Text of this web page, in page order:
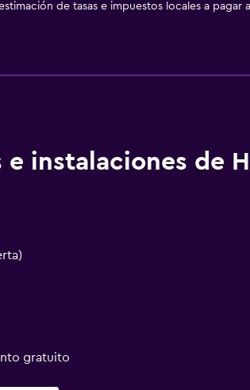
de tasas e impuestos locales a pagar
e instalaciones de
gratuito